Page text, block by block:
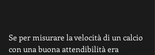
Se per misurare la velocità di un calcio
con una buona attendibilità era